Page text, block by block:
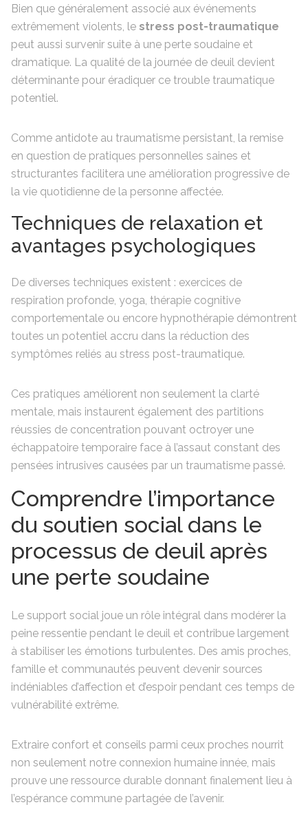
Bien que généralement associé aux événements
extrêmement violents, le stress post-traumatique
peut aussi survenir suite à une perte soudaine et
dramatique. La qualité de la journée de deuil devient
déterminante pour éradiquer ce trouble traumatique
potentiel.
Comme antidote au traumatisme persistant, la remise
en question de pratiques personnelles saines et
structurantes facilitera une amélioration progressive de
la vie quotidienne de la personne affectée.
Techniques de relaxation et
avantages psychologiques
De diverses techniques existent : exercices de
respiration profonde, yoga, thérapie cognitive
comportementale ou encore hypnothérapie démontrent
toutes un potentiel accru dans la réduction des
symptômes reliés au stress post-traumatique.
Ces pratiques améliorent non seulement la clarté
mentale, mais instaurent également des partitions
réussies de concentration pouvant octroyer une
échappatoire temporaire face à l’assaut constant des
pensées intrusives causées par un traumatisme passé.
Comprendre l’importance
du soutien social dans le
processus de deuil après
une perte soudaine
Le support social joue un rôle intégral dans modérer la
peine ressentie pendant le deuil et contribue largement
à stabiliser les émotions turbulentes. Des amis proches,
famille et communautés peuvent devenir sources
indéniables d’affection et d’espoir pendant ces temps de
vulnérabilité extrême.
Extraire confort et conseils parmi ceux proches nourrit
non seulement notre connexion humaine innée, mais
prouve une ressource durable donnant finalement lieu à
l’espérance commune partagée de l’avenir.